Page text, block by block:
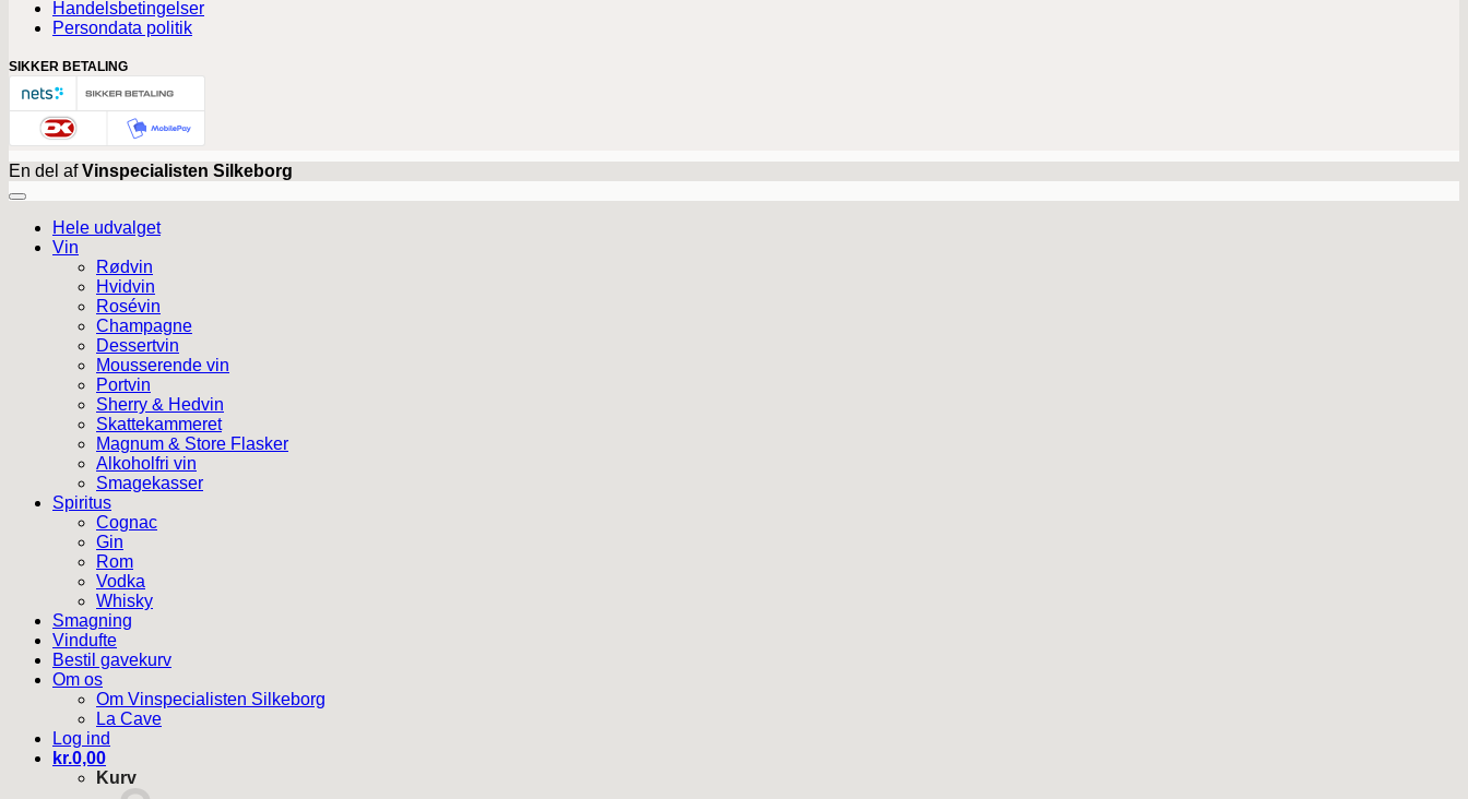
Handelsbetingelser
Persondata politik
SIKKER BETALING
En del afVinspecialisten Silkeborg
Hele udvalget
Vin
Rødvin
Hvidvin
Rosévin
Champagne
Dessertvin
Mousserende vin
Portvin
Sherry & Hedvin
Skattekammeret
Magnum & Store Flasker
Alkoholfri vin
Smagekasser
Spiritus
Cognac
Gin
Rom
Vodka
Whisky
Smagning
Vindufte
Bestil gavekurv
Om os
Om Vinspecialisten Silkeborg
La Cave
Log ind
kr.0,00
Kurv